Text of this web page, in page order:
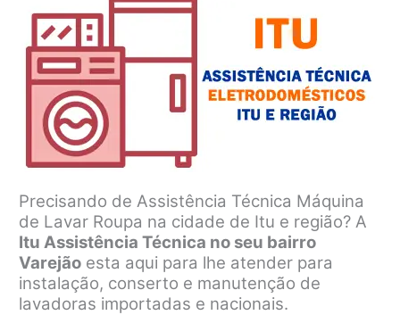
Precisando de Assistência Técnica Máquina
de Lavar Roupa na cidade de Itu e região? A
Itu Assistência Técnica no seu bairro
Varejão esta aqui para lhe atender para
instalação, conserto e manutenção de
lavadoras importadas e nacionais.